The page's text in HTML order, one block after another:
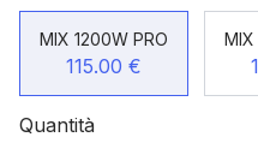
MIX 1200W PRO
115.00 €
MIX
Quantità